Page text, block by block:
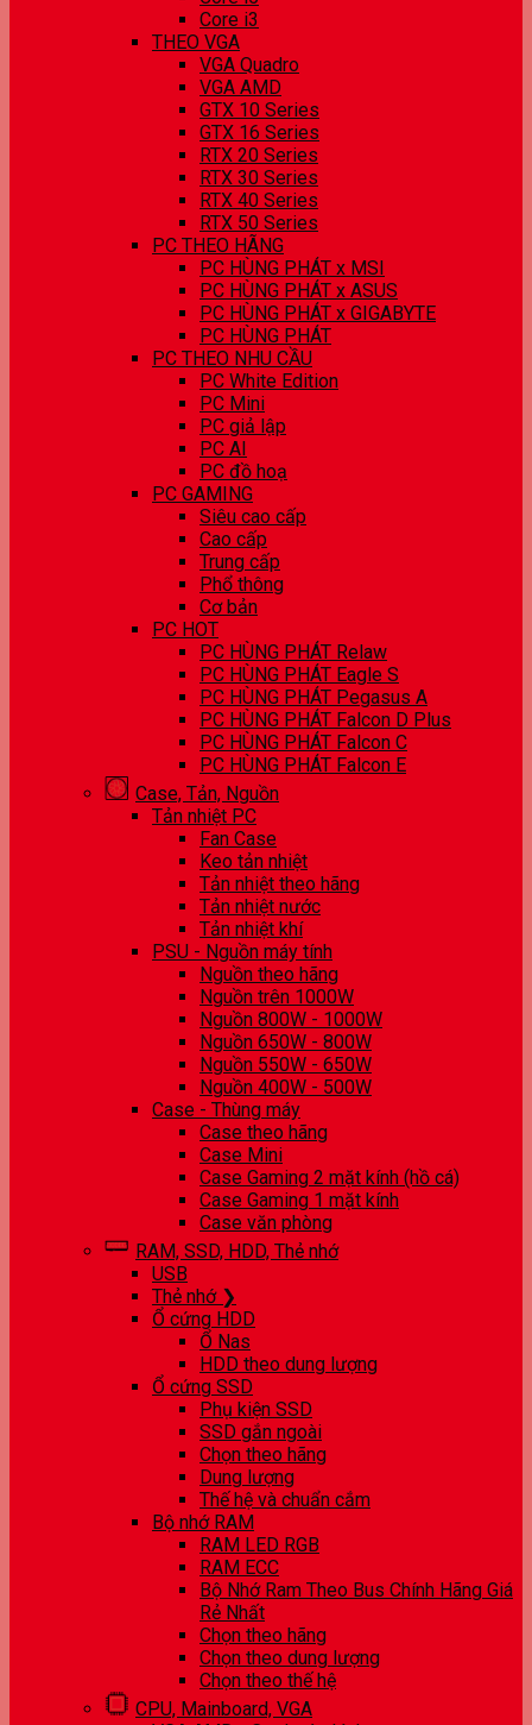
Core i3
THEO VGA
VGA Quadro
VGA AMD
GTX 10 Series
GTX 16 Series
RTX 20 Series
RTX 30 Series
RTX 40 Series
RTX 50 Series
PC THEO HÃNG
PC HÙNG PHÁT x MSI
PC HÙNG PHÁT x ASUS
PC HÙNG PHÁT x GIGABYTE
PC HÙNG PHÁT
PC THEO NHU CẦU
PC White Edition
PC Mini
PC giả lập
PC AI
PC đồ hoạ
PC GAMING
Siêu cao cấp
Cao cấp
Trung cấp
Phổ thông
Cơ bản
PC HOT
PC HÙNG PHÁT Relaw
PC HÙNG PHÁT Eagle S
PC HÙNG PHÁT Pegasus A
PC HÙNG PHÁT Falcon D Plus
PC HÙNG PHÁT Falcon C
PC HÙNG PHÁT Falcon E
Case, Tản, Nguồn
Tản nhiệt PC
Fan Case
Keo tản nhiệt
Tản nhiệt theo hãng
Tản nhiệt nước
Tản nhiệt khí
PSU - Nguồn máy tính
Nguồn theo hãng
Nguồn trên 1000W
Nguồn 800W - 1000W
Nguồn 650W - 800W
Nguồn 550W - 650W
Nguồn 400W - 500W
Case - Thùng máy
Case theo hãng
Case Mini
Case Gaming 2 mặt kính (hồ cá)
Case Gaming 1 mặt kính
Case văn phòng
RAM, SSD, HDD, Thẻ nhớ
USB
Thẻ nhớ ❯
Ổ cứng HDD
Ổ Nas
HDD theo dung lượng
Ổ cứng SSD
Phụ kiện SSD
SSD gắn ngoài
Chọn theo hãng
Dung lượng
Thế hệ và chuẩn cắm
Bộ nhớ RAM
RAM LED RGB
RAM ECC
Bộ Nhớ Ram Theo Bus Chính Hãng Giá
Rẻ Nhất
Chọn theo hãng
Chọn theo dung lượng
Chọn theo thế hệ
CPU, Mainboard, VGA